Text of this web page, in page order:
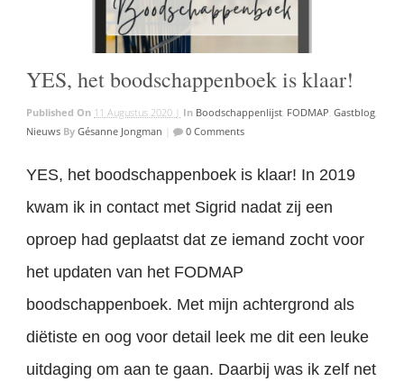
YES, het boodschappenboek is klaar!
Published On 11 Augustus 2020 | In Boodschappenlijst FODMAP ,Gastblog
Nieuws By Gésanne Jongman 0 Comments
YES, het boodschappenboek is klaar! In 2019
kwam ik in contact met Sigrid nadat zij een
oproep had geplaatst dat ze iemand zocht voor
het updaten van het FODMAP
boodschappenboek. Met mijn achtergrond als
diëtiste en oog voor detail leek me dit een leuke
uitdaging om aan te gaan. Daarbij was ik zelf net